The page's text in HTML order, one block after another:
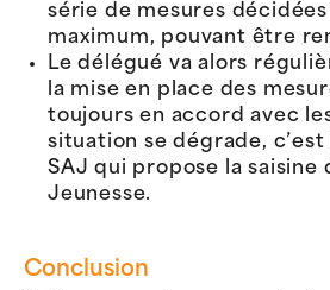
série de mesures
maximum, pouvant être
Le délégué va alors
la mise en place des
toujours en accord avec
situation se dégrade,
SAJ qui propose la saisine
Jeunesse.
Conclusion